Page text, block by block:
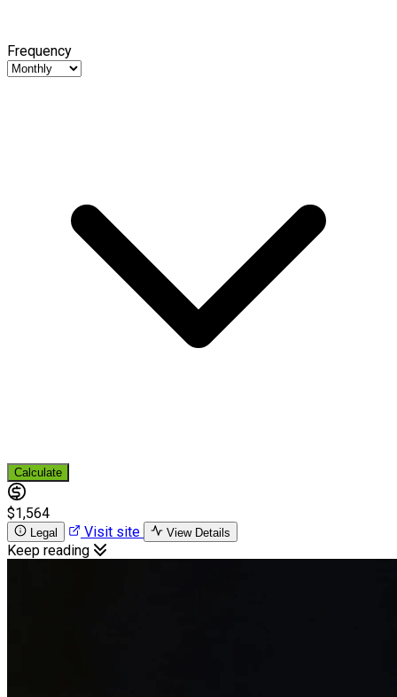
Frequency
Calculate
$1,564
Legal Visit site View Details
Keep reading